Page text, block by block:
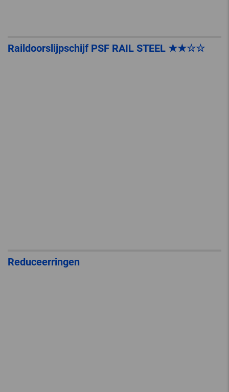
Raildoorslijpschijf PSF RAIL STEEL ★★☆☆
Reduceerringen